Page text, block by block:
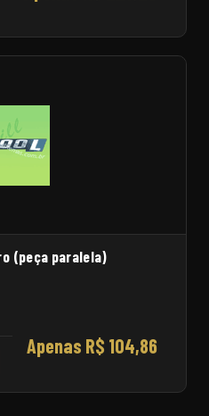
(peça paralela)
Apenas R$ 104,86